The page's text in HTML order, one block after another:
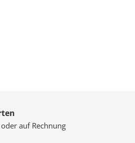
auf Rechnung